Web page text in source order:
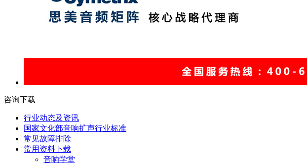
咨询下载
行业动态及资讯
国家文化部音响扩声行业标准
常见故障排除
常用资料下载
音响学堂